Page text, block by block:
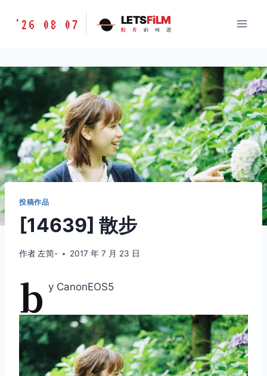
胶
味
道
LETSFILM
'26 08 07 LETSFiLM
胶 片 的 味 道
投稿作品
[14639] 散步
作者 左简- 2017 年 7 月 23 日
b y CanonEOS5